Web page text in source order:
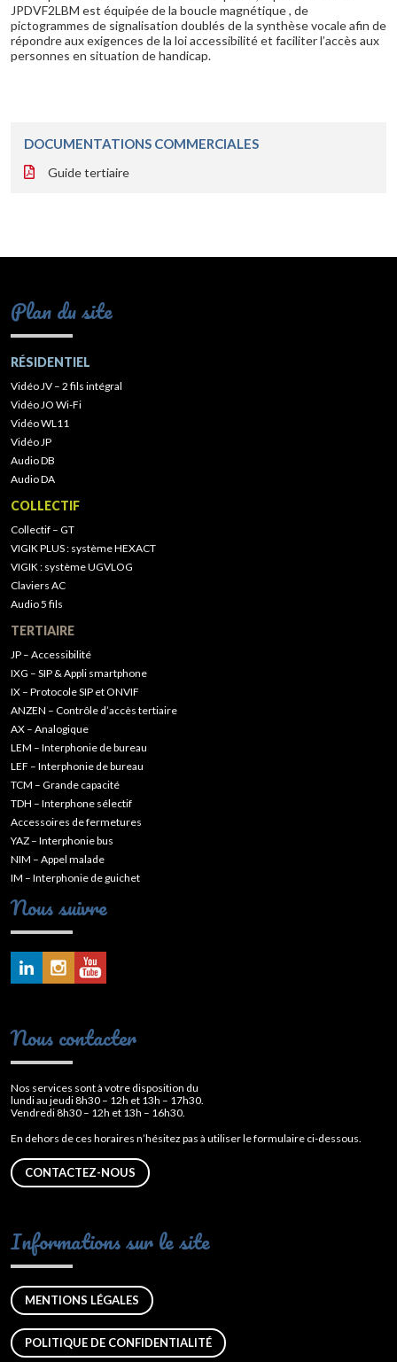
JPDVF2LBM est équipée de la boucle magnétique , de
pictogrammes de signalisation doublés de la synthèse vocale afin de
répondre aux exigences de la loi accessibilité et faciliter l’accès aux
personnes en situation de handicap.
DOCUMENTATIONS COMMERCIALES
Guide tertiaire
Plan du site
RÉSIDENTIEL
Vidéo JV – 2 fils intégral
Vidéo JO Wi-Fi
Vidéo WL11
Vidéo JP
Audio DB
Audio DA
COLLECTIF
Collectif – GT
VIGIK PLUS : système HEXACT
VIGIK : système UGVLOG
Claviers AC
Audio 5 fils
TERTIAIRE
JP – Accessibilité
IXG – SIP & Appli smartphone
IX – Protocole SIP et ONVIF
ANZEN – Contrôle d’accès tertiaire
AX – Analogique
LEM – Interphonie de bureau
LEF – Interphonie de bureau
TCM – Grande capacité
TDH – Interphone sélectif
Accessoires de fermetures
YAZ – Interphonie bus
NIM – Appel malade
IM – Interphonie de guichet
Nous suivre
Nous contacter
Nos services sont à votre disposition du
lundi au jeudi 8h30 – 12h et 13h – 17h30.
Vendredi 8h30 – 12h et 13h – 16h30.
En dehors de ces horaires n’hésitez pas à utiliser le formulaire ci-dessous.
CONTACTEZ-NOUS
Informations sur le site
MENTIONS LÉGALES
POLITIQUE DE CONFIDENTIALITÉ